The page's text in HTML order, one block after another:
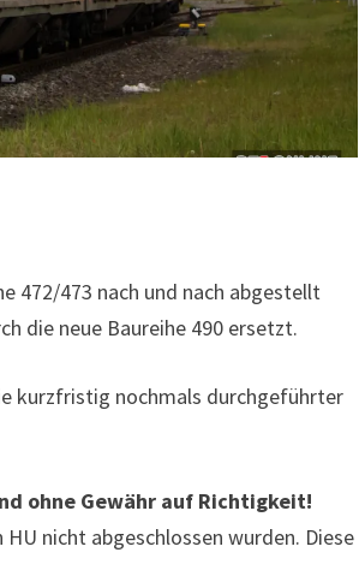
472/473 nach und nach abgestellt
die neue Baureihe 490 ersetzt.
kurzfristig nochmals durchgeführter
ohne Gewähr auf Richtigkeit!
nicht abgeschlossen wurden. Diese